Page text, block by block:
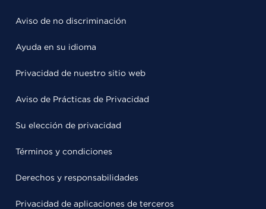
Aviso de no discriminación
Ayuda en su idioma
Privacidad de nuestro sitio web
Aviso de Prácticas de Privacidad
Su elección de privacidad
Términos y condiciones
Derechos y responsabilidades
Privacidad de aplicaciones de terceros